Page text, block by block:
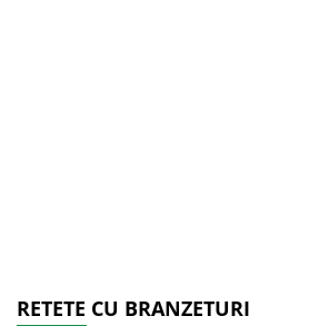
RETETE CU BRANZETURI